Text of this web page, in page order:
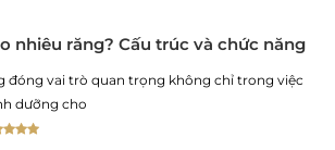
nhiêu răng? Cấu trúc và chức năng
đóng vai trò quan trọng không chỉ trong việc
dưỡng cho